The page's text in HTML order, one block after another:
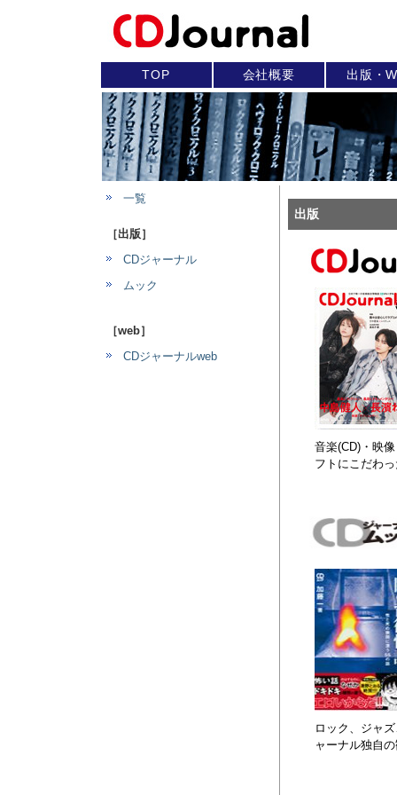
TOP 会社概要 出版・
一覧
［出版］
CDジャーナル
ムック
［web］
CDジャーナルweb
出版
音楽(CD)・映
フトにこだわ
ロック、ジャ
ャーナル独自